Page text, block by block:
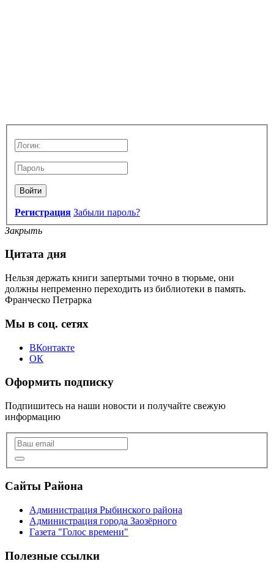
Войти
Регистрация Забыли пароль?
Закрыть
Цитата дня
Нельзя держать книги запертыми точно в тюрьме, они
должны непременно переходить из библиотеки в память.
Франческо Петрарка
Мы в соц. сетях
ВКонтакте
ОК
Оформить подписку
Подпишитесь на наши новости и получайте свежую
информацию
Сайты Района
Администрация Рыбинского района
Администрация города Заозёрного
Газета "Голос времени"
Полезные ссылки